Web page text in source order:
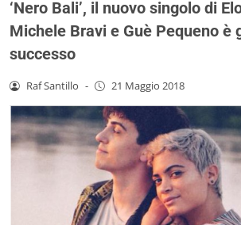
‘Nero Bali’, il nuovo singolo di
Michele Bravi e Guè Pequeno è
successo
Raf Santillo - 21 Maggio 2018